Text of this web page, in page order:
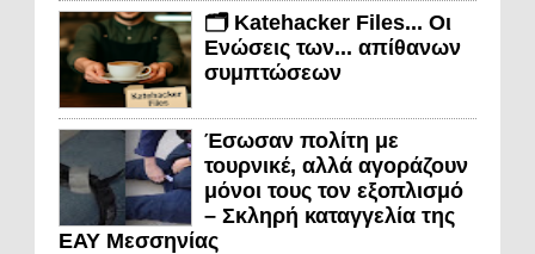
🗂️ Katehacker Files... Οι
Ενώσεις των... απίθανων
συμπτώσεων
Έσωσαν πολίτη με
τουρνικέ, αλλά αγοράζουν
μόνοι τους τον εξοπλισμό
– Σκληρή καταγγελία της
ΕΑΥ Μεσσηνίας